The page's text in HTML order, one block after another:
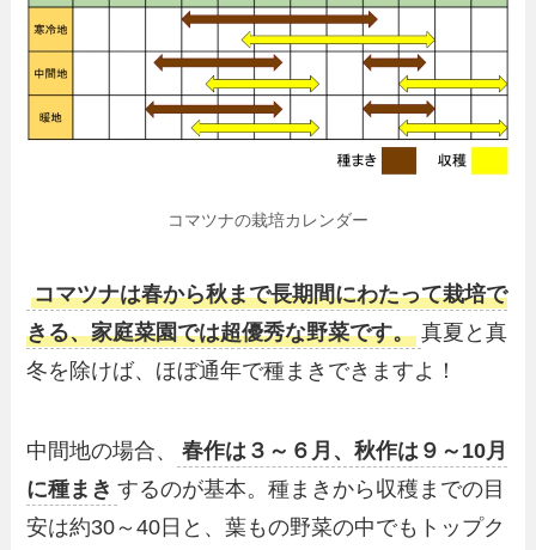
コマツナの栽培カレンダー
コマツナは春から秋まで長期間にわたって栽培で
きる、家庭菜園では超優秀な野菜です。 真夏と真
冬を除けば、ほぼ通年で種まきできますよ！
中間地の場合、
春作は３～６月、秋作は９～10月
に種まき するのが基本。種まきから収穫までの目
安は約30～40日と、葉もの野菜の中でもトップク